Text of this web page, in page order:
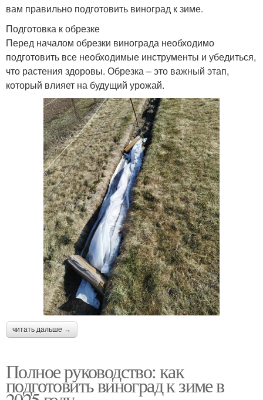
вам правильно подготовить виноград к зиме.
Подготовка к обрезке
Перед началом обрезки винограда необходимо
подготовить все необходимые инструменты и убедиться,
что растения здоровы. Обрезка – это важный этап,
который влияет на будущий урожай.
читать дальше →
Полное руководство: как
подготовить виноград к зиме в